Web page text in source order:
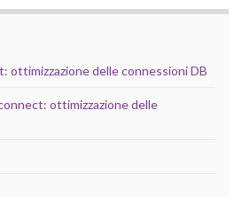
ottimizzazione delle connessioni DB
ottimizzazione delle